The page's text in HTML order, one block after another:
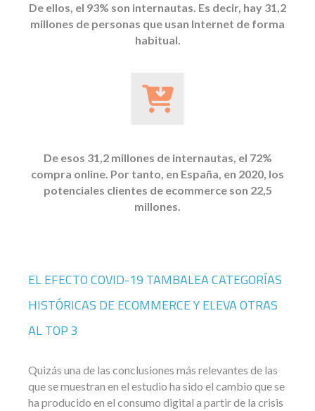
De ellos, el 93% son internautas. Es decir, hay 31,2
millones de personas que usan Internet de forma
habitual.
De esos 31,2 millones de internautas, el 72%
compra online. Por tanto, en España, en 2020, los
potenciales clientes de ecommerce son 22,5
millones.
EL EFECTO COVID-19 TAMBALEA CATEGORÍAS
HISTÓRICAS DE ECOMMERCE Y ELEVA OTRAS
AL TOP 3
Quizás una de las conclusiones más relevantes de las
que se muestran en el estudio ha sido el cambio que se
ha producido en el consumo digital a partir de la crisis